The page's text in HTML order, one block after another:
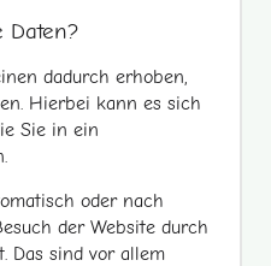
Daten?
dadurch erhoben,
Hierbei kann es sich
Sie in ein
oder nach
der Website durch
Das sind vor allem